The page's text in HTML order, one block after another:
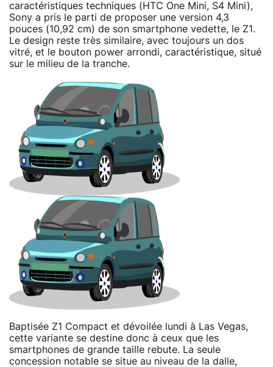
caractéristiques techniques (HTC One Mini, S4 Mini),
Sony a pris le parti de proposer une version 4,3
pouces (10,92 cm) de son smartphone vedette, le Z1.
Le design reste très similaire, avec toujours un dos
vitré, et le bouton power arrondi, caractéristique, situé
sur le milieu de la tranche.
Baptisée Z1 Compact et dévoilée lundi à Las Vegas,
cette variante se destine donc à ceux que les
smartphones de grande taille rebute. La seule
concession notable se situe au niveau de la dalle,